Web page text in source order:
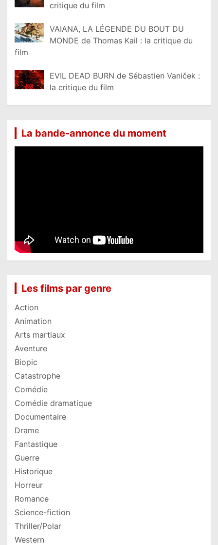
critique du film
VAIANA, LA LÉGENDE DU BOUT DU
MONDE de Thomas Kail : la critique du
film
EVIL DEAD BURN de Sébastien Vaniček :
la critique du film
La bande-annonce du moment
Les films par genre
Action
Animation
Arts martiaux
Aventure
Biopic
Catastrophe
Comédie
Comédie dramatique
Documentaire
Drame
Fantastique
Guerre
Historique
Horreur
Romance
Science-fiction
Thriller/Polar
Western